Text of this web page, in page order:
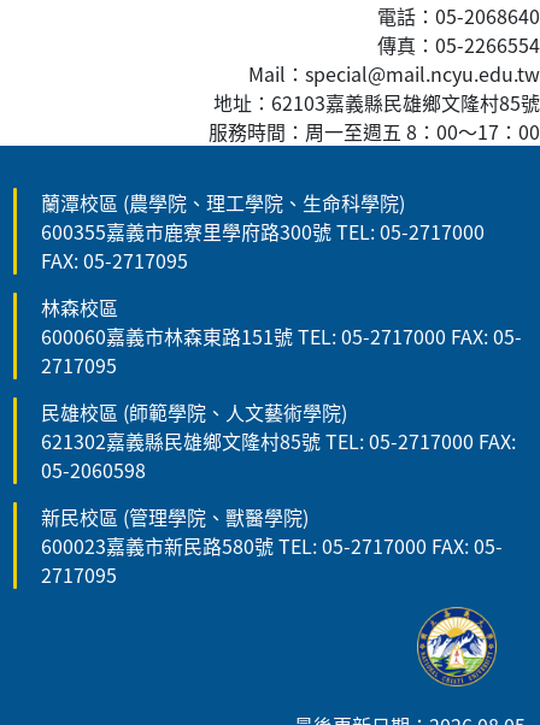
電話：05-2068640
傳真 ：05-2266554
Mail：special@mail.ncyu.edu.tw
地址：62103嘉義縣民雄鄉文隆村85號
服務時間：周一至週五 8：00～17：00
蘭潭校區 (農學院、理工學院、生命科學院)
600355嘉義市鹿寮里學府路300號 TEL: 05-2717000
FAX: 05-2717095
林森校區
600060嘉義市林森東路151號 TEL: 05-2717000 FAX: 05-
2717095
民雄校區 (師範學院、人文藝術學院)
621302嘉義縣民雄鄉文隆村85號 TEL: 05-2717000 FAX:
05-2060598
新民校區 (管理學院、獸醫學院)
600023嘉義市新民路580號 TEL: 05-2717000 FAX: 05-
2717095